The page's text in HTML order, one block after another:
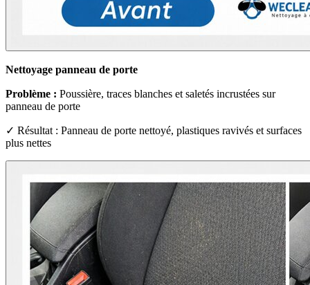
Nettoyage panneau de porte
Problème : Poussière, traces blanches et saletés incrustées sur
panneau de porte
✓ Résultat : Panneau de porte nettoyé, plastiques ravivés et surfaces
plus nettes